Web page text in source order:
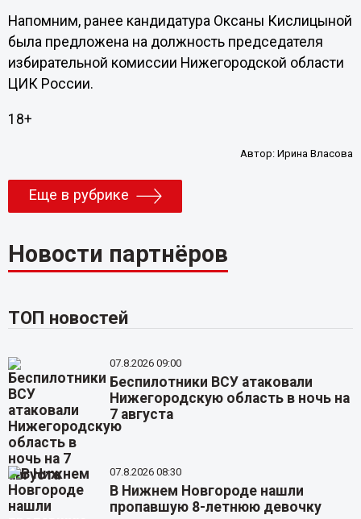
Напомним, ранее кандидатура Оксаны Кислицыной
была предложена на должность председателя
избирательной комиссии Нижегородской области
ЦИК России.
18+
Автор:Ирина Власова
Еще в рубрике
Новости партнёров
ТОП новостей
07.8.2026 09:00
Беспилотники ВСУ атаковали
Нижегородскую область в ночь на
7 августа
07.8.2026 08:30
В Нижнем Новгороде нашли
пропавшую 8-летнюю девочку